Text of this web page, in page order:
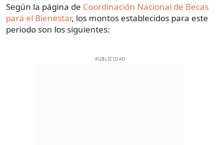
Según la página de Coordinación Nacional de Becas
para el Bienestar, los montos establecidos para este
periodo son los siguientes:
PUBLICIDAD